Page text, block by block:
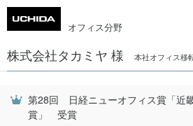
オフィス分野
株式会社タカミヤ 様 本社オフィス移
第28回 日経ニューオフィス賞「近
賞」 受賞